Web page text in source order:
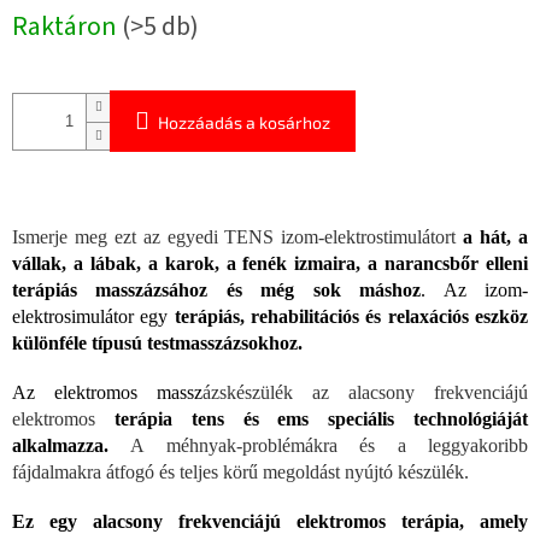
Raktáron (>5 db)
Hozzáadás a kosárhoz
Ismerje meg ezt az egyedi TENS izom-elektrostimulátorta hát, a
vállak, a lábak, a karok, a fenék izmaira, a narancsbőr elleni
terápiás masszázsához és még sok máshoz. Az izom-
elektrosimulátor egy terápiás, rehabilitációs és relaxációs eszköz
különféle típusú testmasszázsokhoz.
Az elektromos masszázskészülék az alacsony frekvenciájú
elektromos terápia tens és ems speciális technológiáját
alkalmazza. A méhnyak-problémákra és a leggyakoribb
fájdalmakra átfogó és teljes körű megoldást nyújtó készülék.
Ez egy alacsony frekvenciájú elektromos terápia, amely